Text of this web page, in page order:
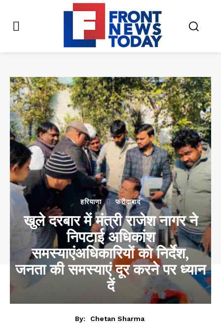
हरियाणा फरीदाबाद
खुले दरबार में मंत्री राजेश नागर ने
निपटाई अधिकांश
समस्याएंअधिकारियों को निर्देश,
जनता की समस्याएं दूर करने पर ध्यान
दें
By:
Chetan Sharma